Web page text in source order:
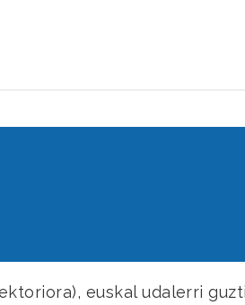
euskal udalerri